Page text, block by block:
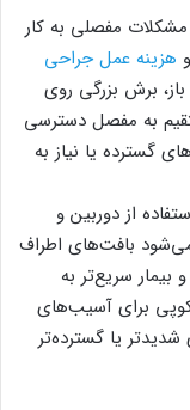
مشکلات مفصلی به کار
هزینه عمل جراحی
برش بزرگی روی
به مفصل دسترسی
گسترده یا نیاز به
از دوربین و
بافت‌های اطراف
بیمار سریع‌تر به
برای آسیب‌های
یا گسترده‌تر